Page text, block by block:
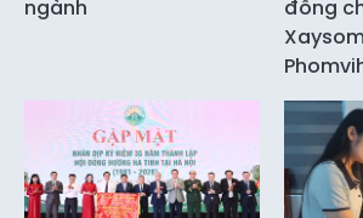
ngành
đồng